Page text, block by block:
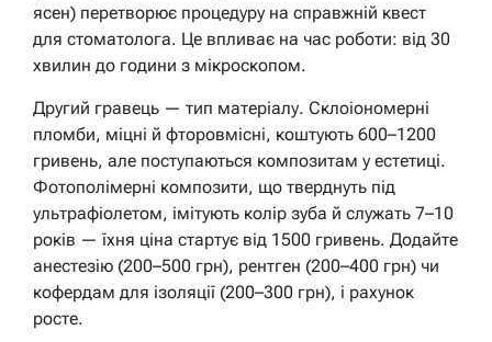
ясен) перетворює процедуру на справжній квест
для стоматолога. Це впливає на час роботи: від 30
хвилин до години з мікроскопом.
Другий гравець — тип матеріалу. Склоіономерні
пломби, міцні й фторовмісні, коштують 600–1200
гривень, але поступаються композитам у естетиці.
Фотополімерні композити, що тверднуть під
ультрафіолетом, імітують колір зуба й служать 7–10
років — їхня ціна стартує від 1500 гривень. Додайте
анестезію (200–500 грн), рентген (200–400 грн) чи
кофердам для ізоляції (200–300 грн), і рахунок
росте.